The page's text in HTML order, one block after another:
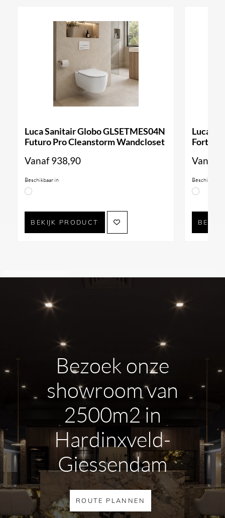
Luca Sanitair Globo GLSETMES04N
Futuro Pro Cleanstorm Wandcloset
Vanaf938,90
Beschikbaar in
BEKIJK PRODUCT
Luca
Forty3
Vanaf
Beschikbaar
Bezoek onze
showroom van
2500m2 in
Hardinxveld-
Giessendam
ROUTE PLANNEN